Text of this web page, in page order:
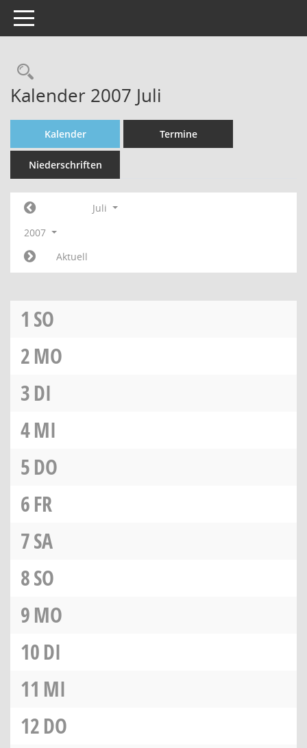
Toggle navigation
Rechercheauswahl
Kalender 2007 Juli
Kalender Termine
Niederschriften
Juli
2007
Aktuell
1 SO
2MO
3DI
4MI
5DO
6FR
7SA
8SO
9MO
10DI
11 MI
12DO